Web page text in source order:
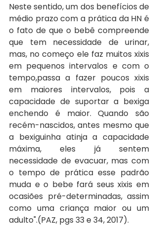
Neste sentido, um dos benefícios de
médio prazo com a prática da HN é
o fato de que o bebê compreende
que tem necessidade de urinar,
mas, no começo ele faz muitos xixis
em pequenos intervalos e com o
tempo,passa a fazer poucos xixis
em maiores intervalos, pois a
capacidade de suportar a bexiga
enchendo é maior. Quando são
recém-nascidos, antes mesmo que
a bexiguinha atinja a capacidade
máxima, eles já sentem
necessidade de evacuar, mas com
o tempo de prática esse padrão
muda e o bebe fará seus xixis em
ocasiões pré-determinadas, assim
como uma criança maior ou um
adulto".(PAZ, pgs 33 e 34, 2017).